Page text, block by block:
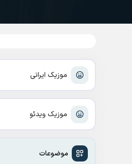
موزیک ایرانی
موزیک ویدئو
موضوعات